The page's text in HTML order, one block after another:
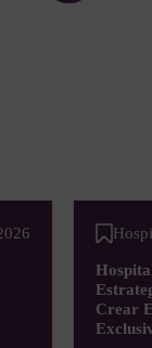
Crear